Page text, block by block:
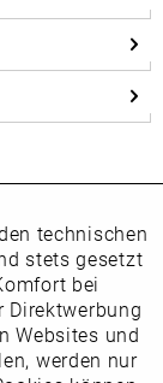
Aktiv
Inaktiv
technischen
stets gesetzt
bei
Direktwerbung
Websites und
werden nur